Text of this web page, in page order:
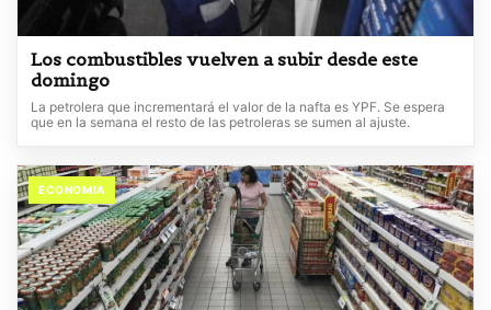
Los combustibles vuelven a subir desde este
domingo
La petrolera que incrementará el valor de la nafta es YPF. Se espera
que en la semana el resto de las petroleras se sumen al ajuste.
ECONOMIA